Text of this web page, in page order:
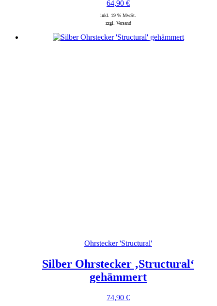
64,90 €
inkl. 19 % MwSt.
zzgl. Versand
Ohrstecker 'Structural'
Silber Ohrstecker ‚Structural‘
gehämmert
74,90 €